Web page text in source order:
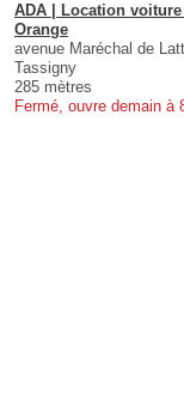
ADA | Location
Orange
avenue Maréchal de
Tassigny
285 mètres
Fermé, ouvre demain à